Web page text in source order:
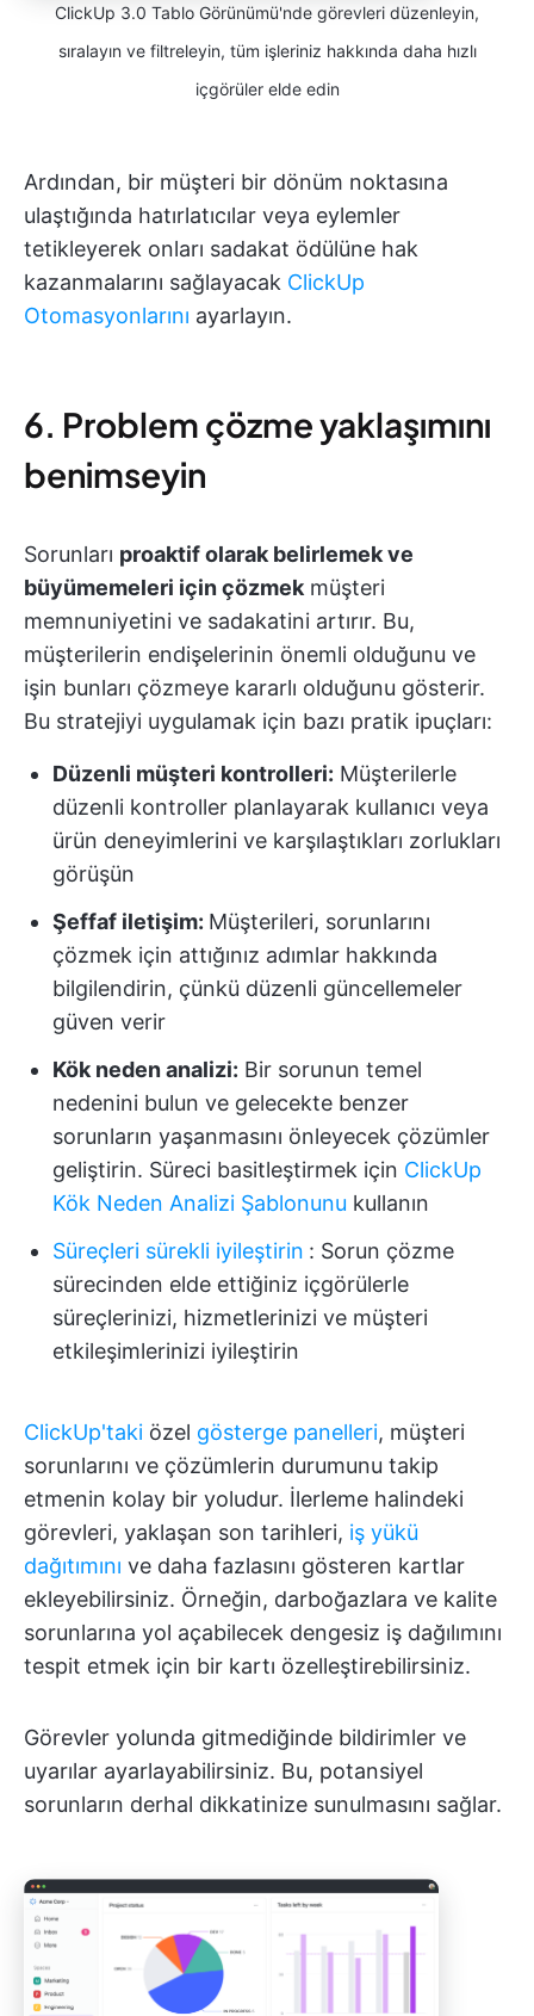
ClickUp 3.0 Tablo Görünümü'nde görevleri düzenleyin,
sıralayın ve filtreleyin, tüm işleriniz hakkında daha hızlı
içgörüler elde edin
Ardından, bir müşteri bir dönüm noktasına
ulaştığında hatırlatıcılar veya eylemler
tetikleyerek onları sadakat ödülüne hak
kazanmalarını sağlayacak ClickUp
Otomasyonlarını ayarlayın.
6. Problem çözme yaklaşımını
benimseyin
Sorunları proaktif olarak belirlemek ve
büyümemeleri için çözmek müşteri
memnuniyetini ve sadakatini artırır. Bu,
müşterilerin endişelerinin önemli olduğunu ve
işin bunları çözmeye kararlı olduğunu gösterir.
Bu stratejiyi uygulamak için bazı pratik ipuçları:
Düzenli müşteri kontrolleri: Müşterilerle
düzenli kontroller planlayarak kullanıcı veya
ürün deneyimlerini ve karşılaştıkları zorlukları
görüşün
Şeffaf iletişim: Müşterileri, sorunlarını
çözmek için attığınız adımlar hakkında
bilgilendirin, çünkü düzenli güncellemeler
güven verir
Kök neden analizi: Bir sorunun temel
nedenini bulun ve gelecekte benzer
sorunların yaşanmasını önleyecek çözümler
geliştirin. Süreci basitleştirmek için ClickUp
Kök Neden Analizi Şablonunu kullanın
Süreçleri sürekli iyileştirin : Sorun çözme
sürecinden elde ettiğiniz içgörülerle
süreçlerinizi, hizmetlerinizi ve müşteri
etkileşimlerinizi iyileştirin
ClickUp'taki özel gösterge panelleri, müşteri
sorunlarını ve çözümlerin durumunu takip
etmenin kolay bir yoludur. İlerleme halindeki
görevleri, yaklaşan son tarihleri, iş yükü
dağıtımını ve daha fazlasını gösteren kartlar
ekleyebilirsiniz. Örneğin, darboğazlara ve kalite
sorunlarına yol açabilecek dengesiz iş dağılımını
tespit etmek için bir kartı özelleştirebilirsiniz.
Görevler yolunda gitmediğinde bildirimler ve
uyarılar ayarlayabilirsiniz. Bu, potansiyel
sorunların derhal dikkatinize sunulmasını sağlar.